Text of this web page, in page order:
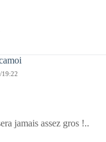
19:22
jamais assez gros !..